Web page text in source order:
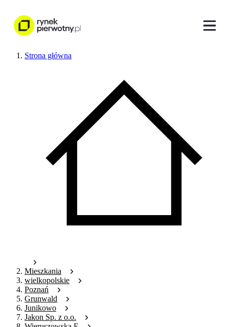
Strona główna
Mieszkania
wielkopolskie
Poznań
Grunwald
Junikowo
Jakon Sp. z o.o.